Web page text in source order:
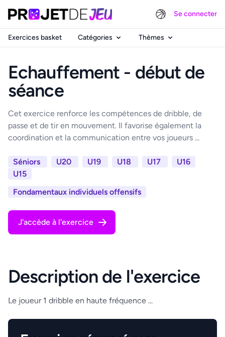
Se connecter
Exercices basket Catégories Thèmes
Echauffement - début de
séance
Cet exercice renforce les compétences de dribble, de
passe et de tir en mouvement. Il favorise également la
coordination et la communication entre vos joueurs ...
Séniors U20 U19 U18 U17
U16
U15
Fondamentaux individuels offensifs
J'accède à l'exercice
Description de l'exercice
Le joueur 1 dribble en haute fréquence ...
.